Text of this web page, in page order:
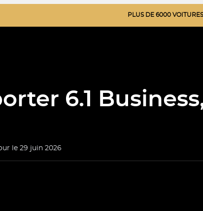
PLUS DE 6000
6.1
le 29 juin 2026